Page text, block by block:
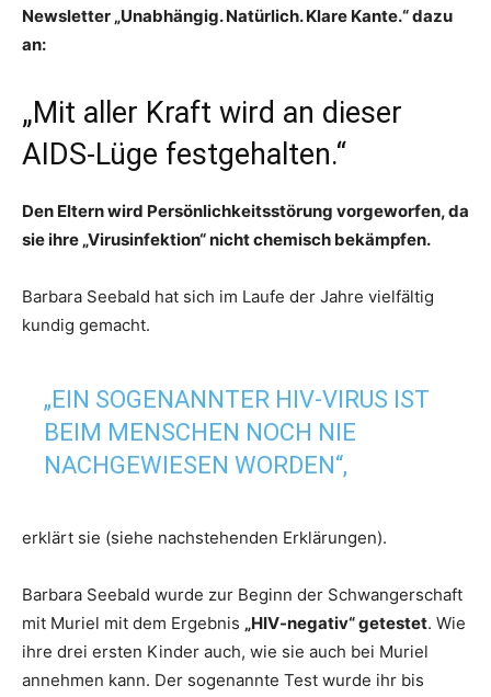
Newsletter „Unabhängig. Natürlich. Klare Kante.“ dazu
an:
„Mit aller Kraft wird an dieser
AIDS-Lüge festgehalten.“
Den Eltern wird Persönlichkeitsstörung vorgeworfen, da
sie ihre „Virusinfektion“ nicht chemisch bekämpfen.
Barbara Seebald hat sich im Laufe der Jahre vielfältig
kundig gemacht.
„EIN SOGENANNTER HIV-VIRUS IST
BEIM MENSCHEN NOCH NIE
NACHGEWIESEN WORDEN“,
erklärt sie (siehe nachstehenden Erklärungen).
Barbara Seebald wurde zur Beginn der Schwangerschaft
mit Muriel mit dem Ergebnis „HIV-negativ“ getestet. Wie
ihre drei ersten Kinder auch, wie sie auch bei Muriel
annehmen kann. Der sogenannte Test wurde ihr bis